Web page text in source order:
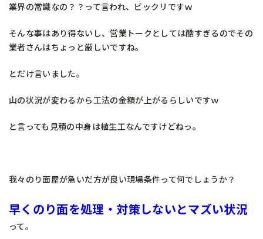
業界の常識なの？？って言われ、ビックリですｗ
そんな事はあり得ないし、営業トークとしては酷すぎるのでその
業者さんはちょっと厳しいですね。
とだけ言いました。
山の状況が変わるから工法の金額が上がるらしいですｗ
と言っても見積の中身は植生工なんですけどねっ。
我々のり面屋が急いだ方が良い現場条件って何でしょうか？
早くのり面を処理・対策しないとマズい状況
って。